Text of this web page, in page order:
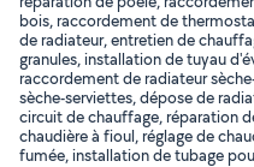
bois, raccordement de
de radiateur, entretien de
granules, installation de tuyau
raccordement de radiateur
sèche-serviettes, dépose de
circuit de chauffage, réparation
chaudière à fioul, réglage de
fumée, installation de tubage